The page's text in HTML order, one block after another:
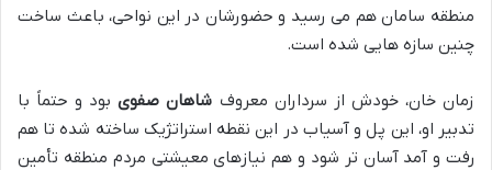
منطقه سامان هم می رسید و حضورشان در این نواحی، باعث ساخت
چنین سازه هایی شده است.
زمان خان، خودش از سرداران معروف شاهان صفویبود و حتماً با
تدبیر او، این پل و آسیاب در این نقطه استراتژیک ساخته شده تا هم
رفت و آمد آسان تر شود و هم نیازهای معیشتی مردم منطقه تأمین